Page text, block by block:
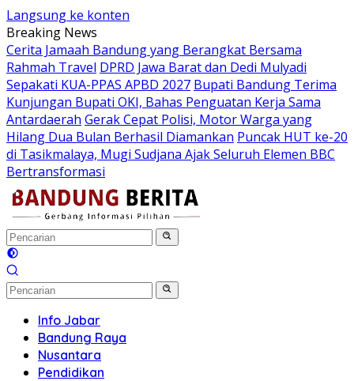
Langsung ke konten
Breaking News
Cerita Jamaah Bandung yang Berangkat Bersama
Rahmah Travel DPRD Jawa Barat dan Dedi Mulyadi
Sepakati KUA-PPAS APBD 2027 Bupati Bandung Terima
Kunjungan Bupati OKI, Bahas Penguatan Kerja Sama
Antardaerah Gerak Cepat Polisi, Motor Warga yang
Hilang Dua Bulan Berhasil Diamankan Puncak HUT ke-20
di Tasikmalaya, Mugi Sudjana Ajak Seluruh Elemen BBC
Bertransformasi
Info Jabar
Bandung Raya
Nusantara
Pendidikan